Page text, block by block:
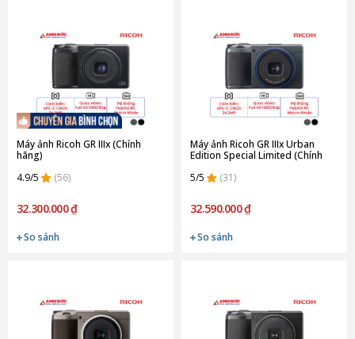
Máy ảnh Ricoh GR IIIx (Chính
hãng)
4.9/5
(56)
32.300.000 ₫
So sánh
Máy ảnh Ricoh GR IIIx Urban
Edition Special Limited (Chính
5/5
(31)
32.590.000 ₫
So sánh